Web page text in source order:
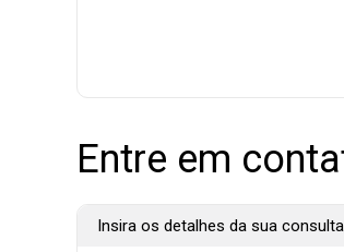
Entre em
Insira os detalhes da sua